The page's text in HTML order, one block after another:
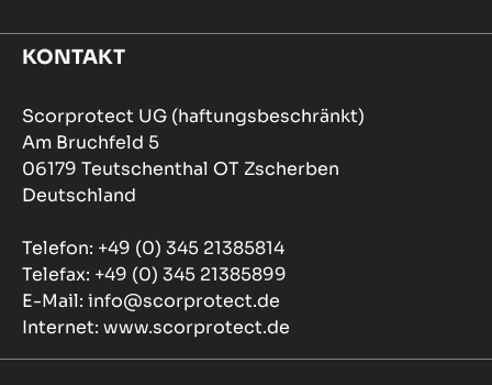
KONTAKT
Scorprotect UG (haftungsbeschränkt)
Am Bruchfeld 5
06179 Teutschenthal OT Zscherben
Deutschland
Telefon: +49 (0) 345 21385814
Telefax: +49 (0) 345 21385899
E-Mail: info@scorprotect.de
Internet: www.scorprotect.de